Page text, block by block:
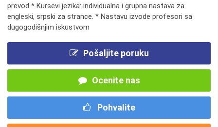
prevod * Kursevi jezika: individualna i grupna nastava za
engleski, srpski za strance. * Nastavu izvode profesori sa
dugogodišnjim iskustvom
Pošaljite poruku
Ocenite nas
Pohvalite